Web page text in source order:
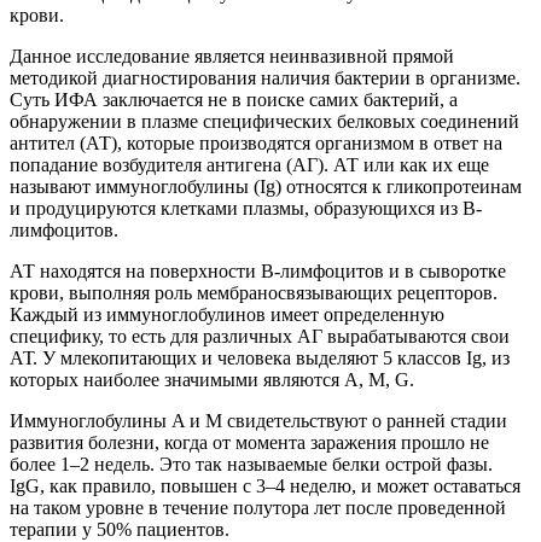
крови.
Данное исследование является неинвазивной прямой
методикой диагностирования наличия бактерии в организме.
Суть ИФА заключается не в поиске самих бактерий, а
обнаружении в плазме специфических белковых соединений
антител (АТ), которые производятся организмом в ответ на
попадание возбудителя антигена (АГ). АТ или как их еще
называют иммуноглобулины (Ig) относятся к гликопротеинам
и продуцируются клетками плазмы, образующихся из В-
лимфоцитов.
АТ находятся на поверхности В-лимфоцитов и в сыворотке
крови, выполняя роль мембраносвязывающих рецепторов.
Каждый из иммуноглобулинов имеет определенную
специфику, то есть для различных АГ вырабатываются свои
АТ. У млекопитающих и человека выделяют 5 классов Ig, из
которых наиболее значимыми являются A, M, G.
Иммуноглобулины A и M свидетельствуют о ранней стадии
развития болезни, когда от момента заражения прошло не
более 1–2 недель. Это так называемые белки острой фазы.
IgG, как правило, повышен с 3–4 неделю, и может оставаться
на таком уровне в течение полутора лет после проведенной
терапии у 50% пациентов.